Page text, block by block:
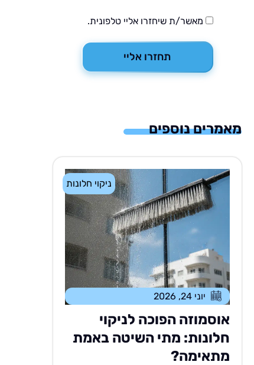
מאשר/ת שיחזרו אליי טלפונית.
תחזרו אליי
מאמרים נוספים
ניקוי חלונות
יוני 24, 2026
אוסמוזה הפוכה לניקוי
חלונות: מתי השיטה באמת
מתאימה?